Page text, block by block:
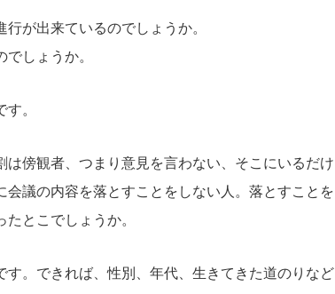
が出来ているのでしょうか。
しょうか。
。
傍観者、つまり意見を言わない、そこにいるだけ
議の内容を落とすことをしない人。落とすことを
とこでしょうか。
す。できれば、性別、年代、生きてきた道のりなど